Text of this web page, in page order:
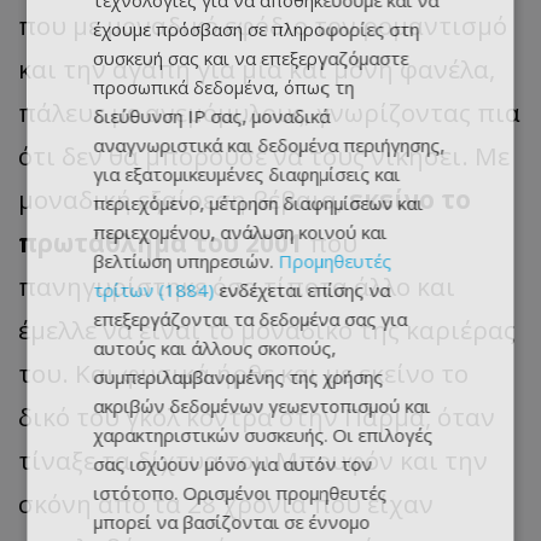
που με μοναδικό εφόδιο τον ρομαντισμό
και την αγάπη για μία και μόνη φανέλα,
πάλευε με ανεμόμυλους, γνωρίζοντας πια
ότι δεν θα μπορούσε να τους νικήσει. Με
μοναδική εξαίρεση βέβαια,εκείνο το
πρωτάθλημα του 2001που
πανηγυρίστηκε όσο τίποτα άλλο και
έμελλε να είναι το μοναδικό της καριέρας
του. Και φυσικά ήρθε και με εκείνο το
δικό του γκολ κόντρα στην Πάρμα, όταν
τίναξε τα δίχτυα του Μπουφόν και την
σκόνη από τα 28 χρόνια που είχαν
έχουμε πρόσβαση σε πληροφορίες στη
συσκευή σας και να επεξεργαζόμαστε
προσωπικά δεδομένα, όπως τη
διεύθυνση IP σας, μοναδικά
αναγνωριστικά και δεδομένα περιήγησης,
για εξατομικευμένες διαφημίσεις και
περιεχόμενο, μέτρηση διαφημίσεων και
περιεχομένου, ανάλυση κοινού και
βελτίωση υπηρεσιών. Προμηθευτές
τρίτων (1884)ενδέχεται επίσης να
επεξεργάζονται τα δεδομένα σας για
αυτούς και άλλους σκοπούς,
συμπεριλαμβανομένης της χρήσης
ακριβών δεδομένων γεωεντοπισμού και
χαρακτηριστικών συσκευής. Οι επιλογές
σας ισχύουν μόνο για αυτόν τον
ιστότοπο. Ορισμένοι προμηθευτές
μπορεί να βασίζονται σε έννομο